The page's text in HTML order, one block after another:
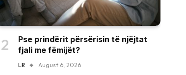
Pse prindërit përsërisin të njëjtat
fjali me fëmijët?
LR August 6, 2026